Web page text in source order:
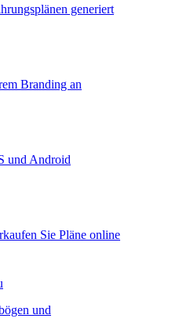
generiert
Branding an
und Android
Sie Pläne online
und